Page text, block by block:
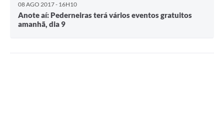
08 AGO 2017 - 16H10
Anote aí: Pederneiras terá vários eventos gratuitos
amanhã, dia 9